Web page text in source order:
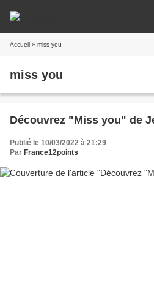
Accueil » miss you
miss you
Découvrez "Miss you" de
Publié le 10/03/2022 à 21:29
Par France12points